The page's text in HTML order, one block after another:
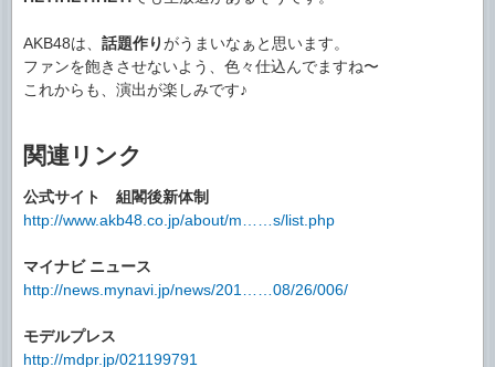
AKB48は、 話題作りがうまいなぁと思います。
ファンを飽きさせないよう、色々仕込んでますね〜
これからも、演出が楽しみです♪
関連リンク
公式サイト 組閣後新体制
http://www.akb48.co.jp/about/m……s/list.php
マイナビ ニュース
http://news.mynavi.jp/news/201……08/26/006/
モデルプレス
http://mdpr.jp/021199791